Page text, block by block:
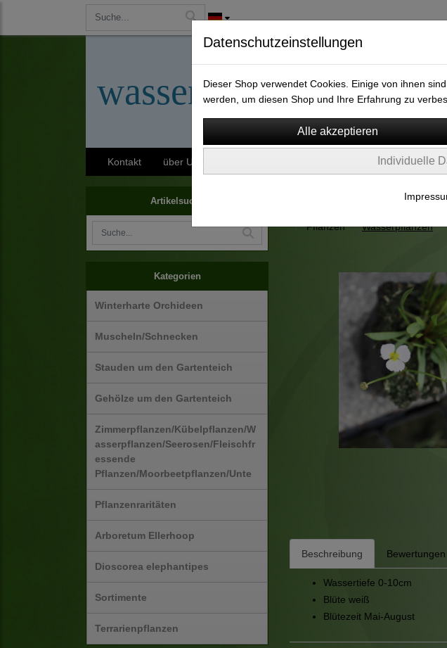
wassergarten-
Kontakt über Uns Widerruf
Artikelsuche
Kategorien
Winterharte Orchideen
Muscheln/Schnecken
Stauden um den Gartenteich
Gehölze um den Gartenteich
Zimmerpflanzen/Kübelpflanzen/W
asserpflanzen/Seerosen/Fleischfr
essende
Pflanzen/Moorbeetpflanzen/Unte
Pflanzenraritäten
Arboretum Ellerhoop
Dioscorea elephantipes
Sortimente
Terrarienpflanzen
Zimmerpflanzen/Kübelpflanzen/
Pflanzen
Wasserpflanzen
Beschreibung Bewertungen
Wassertiefe 0-10cm
Blüte weiß
Blütezeit Mai-August
Datenschutzeinstellungen
Dieser Shop verwendet Cookies. Einige von ihnen
werden, um diesen Shop und Ihre Erfahrung zu
Individuelle